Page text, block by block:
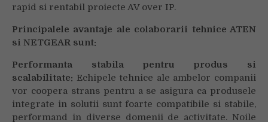
rapid si rentabil proiecte AV over IP.
Principalele avantaje ale colaborarii tehnice ATEN
si NETGEAR sunt:
Performanta stabila pentru produs si
scalabilitate: Echipele tehnice ale ambelor companii
vor coopera strans pentru a se asigura ca produsele
integrate in solutii sunt foarte compatibile si stabile,
performand in diverse domenii de activitate. Noile